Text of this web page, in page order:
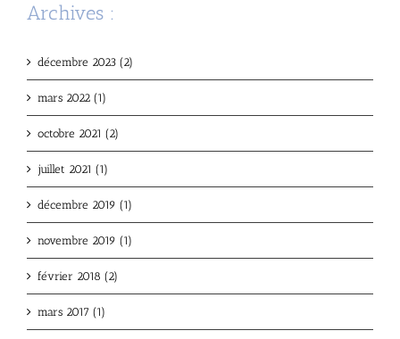
Archives :
décembre 2023 (2)
mars 2022 (1)
octobre 2021 (2)
juillet 2021 (1)
décembre 2019 (1)
novembre 2019 (1)
février 2018 (2)
mars 2017 (1)